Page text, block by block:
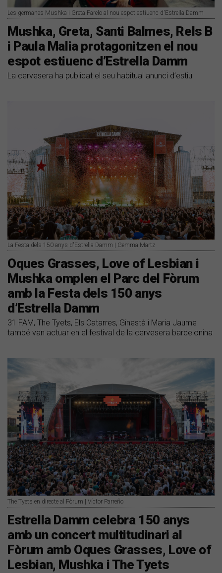
Les germanes Mushka i Greta Farelo al nou espot estiuenc d'Estrella Damm
Mushka, Greta, Santi Balmes, Rels B
i Paula Malia protagonitzen el nou
espot estiuenc d’Estrella Damm
La cervesera ha publicat el seu habitual anunci d’estiu
La Festa dels 150 anys d'Estrella Damm | Gemma Martz
Oques Grasses, Love of Lesbian i
Mushka omplen el Parc del Fòrum
amb la Festa dels 150 anys
d’Estrella Damm
31 FAM, The Tyets, Els Catarres, Ginestà i Maria Jaume
també van actuar en el festival de la cervesera barcelonina
The Tyets en directe al Fòrum | Víctor Parreño
Estrella Damm celebra 150 anys
amb un concert multitudinari al
Fòrum amb Oques Grasses, Love of
Lesbian, Mushka i The Tyets